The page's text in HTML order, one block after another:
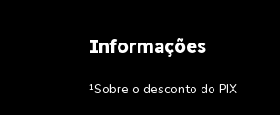
Informações
¹Sobre o desconto do PIX